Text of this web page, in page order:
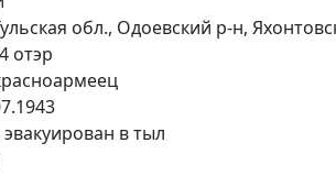
обл., Одоевский р-н,
отэр
в тыл